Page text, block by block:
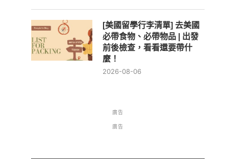
[美國留學行李清單] 去美國
必帶食物、必帶物品 | 出發
前後檢查，看看還要帶什
麼！
2026-08-06
廣告
廣告